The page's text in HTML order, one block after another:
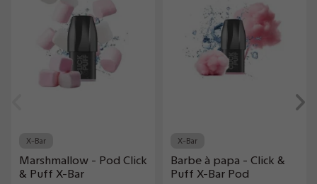
X-Bar
Marshmallow - Pod Click
& Puff X-Bar
X-Bar
Barbe à papa - Click &
Puff X-Bar Pod